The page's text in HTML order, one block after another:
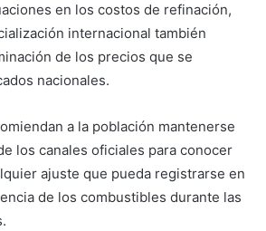
en los costos de refinación,
internacional también
de los precios que se
nacionales.
a la población mantenerse
los canales oficiales para conocer
ajuste que pueda registrarse en
de los combustibles durante las